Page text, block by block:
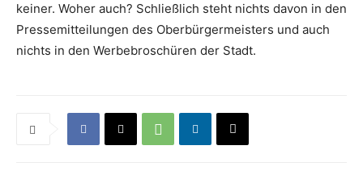
keiner. Woher auch? Schließlich steht nichts davon in den
Pressemitteilungen des Oberbürgermeisters und auch
nichts in den Werbebroschüren der Stadt.